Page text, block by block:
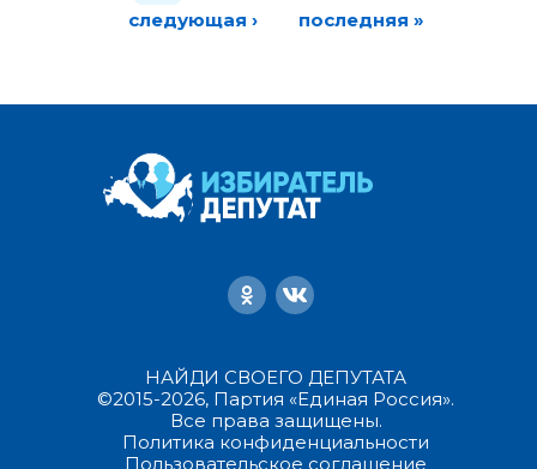
следующая ›
последняя »
НАЙДИ СВОЕГО ДЕПУТАТА
©2015-2026, Партия «Единая Россия».
Все права защищены.
Политика конфиденциальности
Пользовательское соглашение